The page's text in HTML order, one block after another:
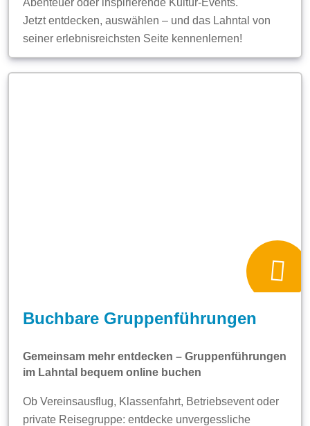
Jetzt entdecken, auswählen – und das Lahntal von
seiner erlebnisreichsten Seite kennenlernen!
Buchbare Gruppenführungen
Gemeinsam mehr entdecken – Gruppenführungen
im Lahntal bequem online buchen
Ob Vereinsausflug, Klassenfahrt, Betriebsevent oder
private Reisegruppe: entdecke unvergessliche